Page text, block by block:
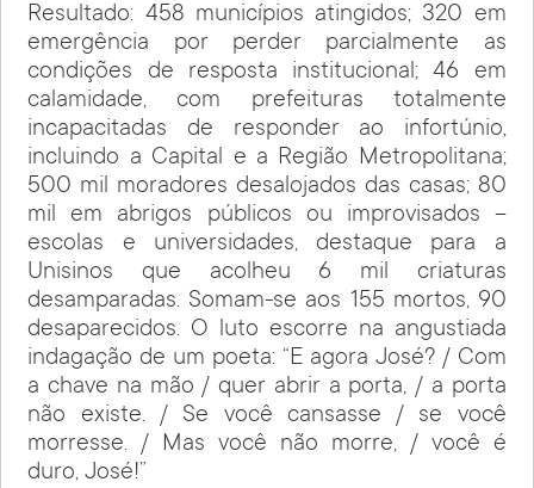
Resultado: 458 municípios atingidos; 320 em
emergência por perder parcialmente as
condições de resposta institucional; 46 em
calamidade, com prefeituras totalmente
incapacitadas de responder ao infortúnio,
incluindo a Capital e a Região Metropolitana;
500 mil moradores desalojados das casas; 80
mil em abrigos públicos ou improvisados –
escolas e universidades, destaque para a
Unisinos que acolheu 6 mil criaturas
desamparadas. Somam-se aos 155 mortos, 90
desaparecidos. O luto escorre na angustiada
indagação de um poeta: “E agora José? / Com
a chave na mão / quer abrir a porta, / a porta
não existe. / Se você cansasse / se você
morresse. / Mas você não morre, / você é
duro, José!”